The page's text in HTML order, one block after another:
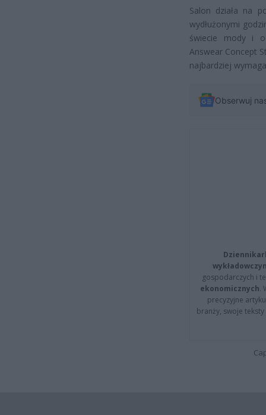
Salon działa na
wydłużonymi
świecie mody i
Answear Concept
najbardziej
Obserwuj
gospodarczych i
ekonomicznych.
precyzyjne
branży, swoje